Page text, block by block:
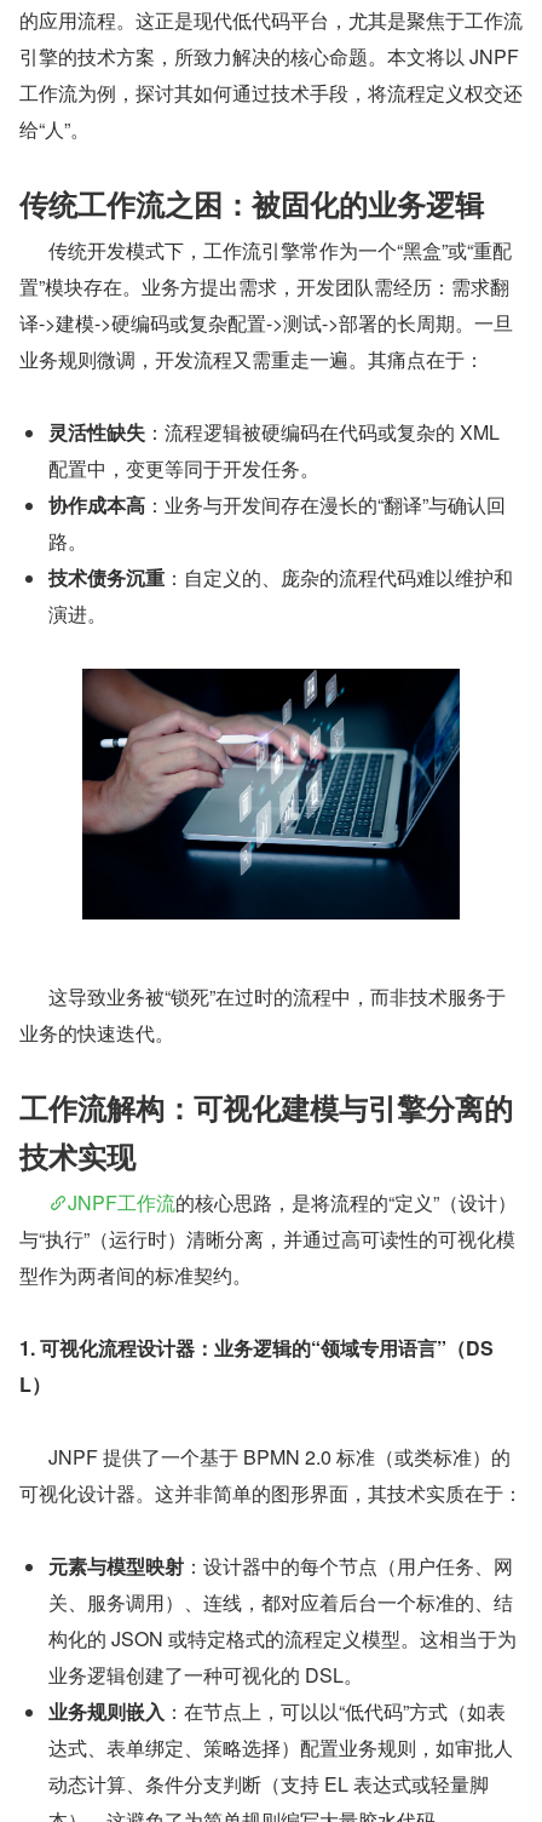
的应用流程。这正是现代低代码平台，尤其是聚焦于工作流
引擎的技术方案，所致力解决的核心命题。本文将以 JNPF
工作流为例，探讨其如何通过技术手段，将流程定义权交还
给“人”。
传统工作流之困：被固化的业务逻辑
置”模块存在。业务方提出需求，开发团队需经历：需求翻
译->建模->硬编码或复杂配置->测试->部署的长周期。一旦
业务规则微调，开发流程又需重走一遍。其痛点在于：
灵活性缺失 ：流程逻辑被硬编码在代码或复杂的 XML
配置中，变更等同于开发任务。
协作成本高 ：业务与开发间存在漫长的“翻译”与确认回
路。
技术债务沉重 ：自定义的、庞杂的流程代码难以维护和
演进。
业务的快速迭代。
工作流解构：可视化建模与引擎分离的
技术实现
JNPF工作流的核心思路，是将流程的“定义”（设计）
与“执行”（运行时）清晰分离，并通过高可读性的可视化模
型作为两者间的标准契约。
1. 可视化流程设计器：业务逻辑的“领域专用语言”（DS
L）
可视化设计器。这并非简单的图形界面，其技术实质在于：
元素与模型映射 ：设计器中的每个节点（用户任务、网
关、服务调用）、连线，都对应着后台一个标准的、结
构化的 JSON 或特定格式的流程定义模型。这相当于为
业务逻辑创建了一种可视化的 DSL。
业务规则嵌入 ：在节点上，可以以“低代码”方式（如表
达式、表单绑定、策略选择）配置业务规则，如审批人
动态计算、条件分支判断（支持 EL 表达式或轻量脚